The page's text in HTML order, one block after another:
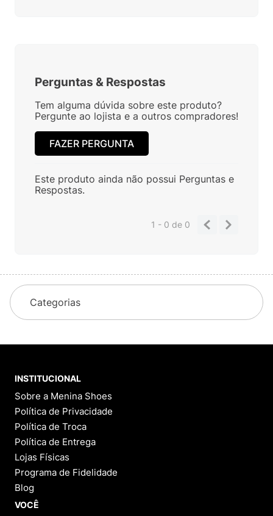
Perguntas & Respostas
Tem alguma dúvida sobre este produto?
Pergunte ao lojista e a outros compradores!
FAZER PERGUNTA
Este produto ainda não possui Perguntas e
Respostas.
1 - 0de 0
Categorias
INSTITUCIONAL
Sobre a Menina Shoes
Política de Privacidade
Política de Troca
Política de Entrega
Lojas Físicas
Programa de Fidelidade
Blog
VOCÊ